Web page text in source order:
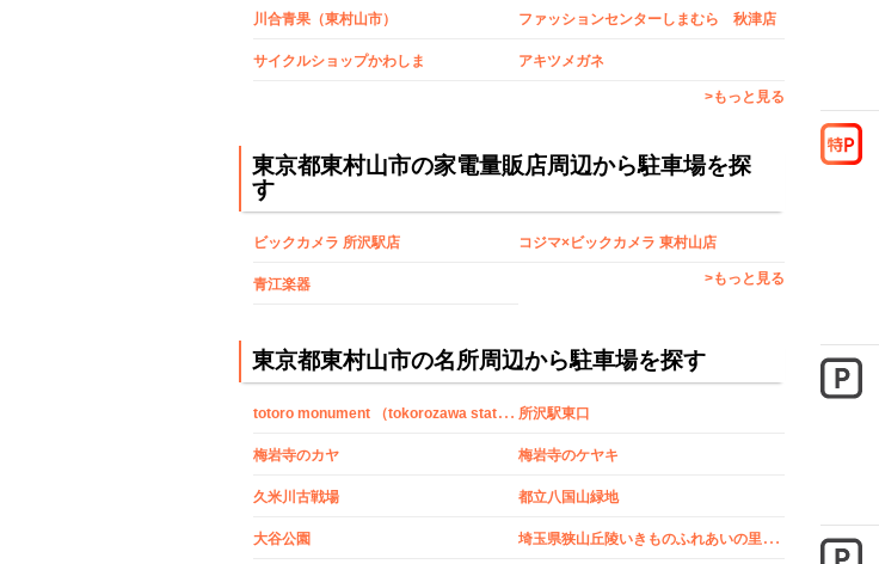
川合青果（東村山市） ファッションセンターしまむら 秋津店
サイクルショップかわしま アキツメガネ
>もっと見る
東京都東村山市の家電量販店周辺から駐車場を探
す
ビックカメラ 所沢駅店 コジマ×ビックカメラ 東村山店
青江楽器 >もっと見る
東京都東村山市の名所周辺から駐車場を探す
t
otoro monument （tokorozawa station east exit） 所沢駅東口
梅岩寺のカヤ 梅岩寺のケヤキ
久米川古戦場 都立八国山緑地
大谷公園 埼
玉県狭山丘陵いきものふれあいの里センター